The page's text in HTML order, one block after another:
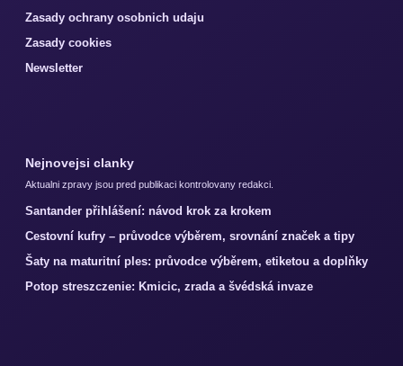
Zasady ochrany osobnich udaju
Zasady cookies
Newsletter
Nejnovejsi clanky
Aktualni zpravy jsou pred publikaci kontrolovany redakci.
Santander přihlášení: návod krok za krokem
Cestovní kufry – průvodce výběrem, srovnání značek a tipy
Šaty na maturitní ples: průvodce výběrem, etiketou a doplňky
Potop streszczenie: Kmicic, zrada a švédská invaze